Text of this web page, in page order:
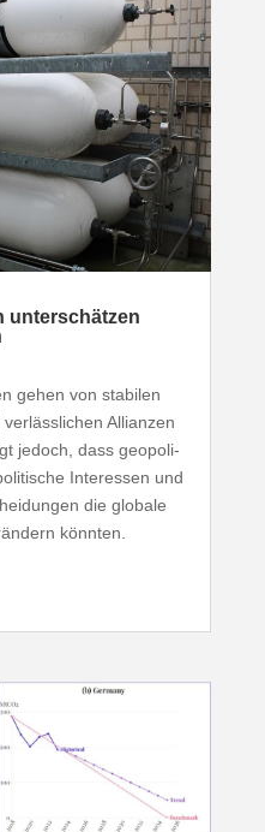
unter­schätzen
gehen von stabilen
Allianzen
jedoch, dass geopo­li­
Inter­essen und
die globale
könnten.